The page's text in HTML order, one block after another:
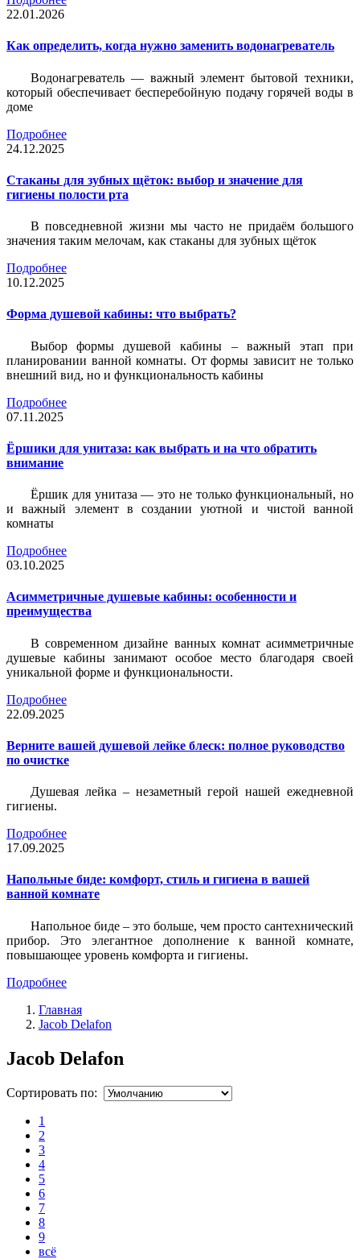
22.01.2026
Как определить, когда нужно заменить водонагреватель
Водонагреватель — важный элемент бытовой техники,
который обеспечивает бесперебойную подачу горячей воды в
доме
Подробнее
24.12.2025
Стаканы для зубных щёток: выбор и значение для
гигиены полости рта
В повседневной жизни мы часто не придаём большого
значения таким мелочам, как стаканы для зубных щёток
Подробнее
10.12.2025
Форма душевой кабины: что выбрать?
Выбор формы душевой кабины – важный этап при
планировании ванной комнаты. От формы зависит не только
внешний вид, но и функциональность кабины
Подробнее
07.11.2025
Ёршики для унитаза: как выбрать и на что обратить
внимание
Ёршик для унитаза — это не только функциональный, но
и важный элемент в создании уютной и чистой ванной
комнаты
Подробнее
03.10.2025
Асимметричные душевые кабины: особенности и
преимущества
В современном дизайне ванных комнат асимметричные
душевые кабины занимают особое место благодаря своей
уникальной форме и функциональности.
Подробнее
22.09.2025
Верните вашей душевой лейке блеск: полное руководство
по очистке
Душевая лейка – незаметный герой нашей ежедневной
гигиены.
Подробнее
17.09.2025
Напольные биде: комфорт, стиль и гигиена в вашей
ванной комнате
Напольное биде – это больше, чем просто сантехнический
прибор. Это элегантное дополнение к ванной комнате,
повышающее уровень комфорта и гигиены.
Подробнее
Главная
Jacob Delafon
Jacob Delafon
Сортировать по:
1
2
3
4
5
6
7
8
9
всё